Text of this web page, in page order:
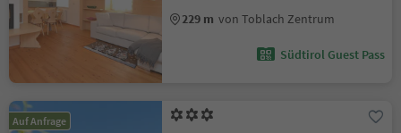
229 m von Toblach Zentrum
Südtirol Guest Pass
Auf Anfrage